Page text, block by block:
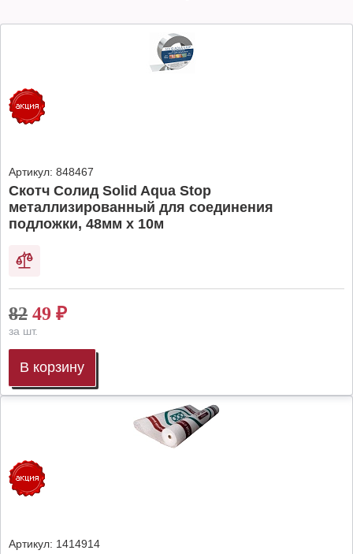
Артикул: 848467
Скотч Солид Solid Aqua Stop
металлизированный для соединения
подложки, 48мм х 10м
82 49 ₽
за шт.
В корзину
Артикул: 1414914